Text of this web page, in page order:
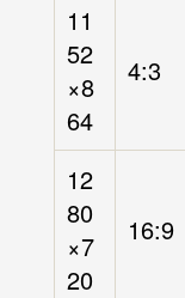
11
52
×8
64
4:3
12
80
×7
20
16:9